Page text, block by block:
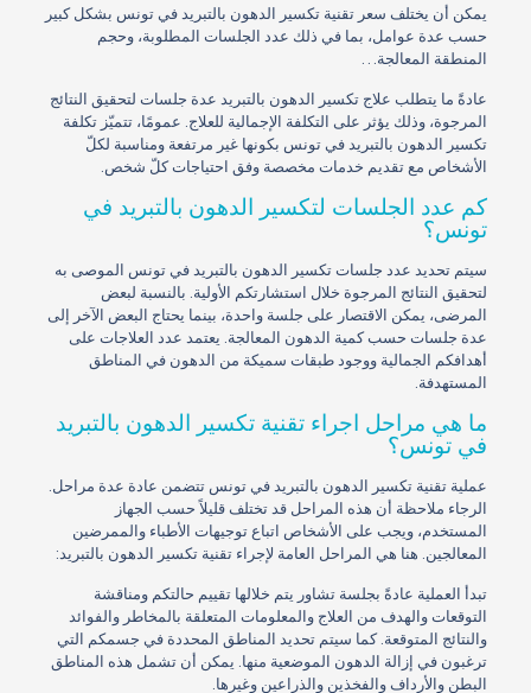
يمكن أن يختلف سعر تقنية تكسير الدهون بالتبريد في تونس بشكل كبير
حسب عدة عوامل، بما في ذلك عدد الجلسات المطلوبة، وحجم
المنطقة المعالجة…
عادةً ما يتطلب علاج تكسير الدهون بالتبريد عدة جلسات لتحقيق النتائج
المرجوة، وذلك يؤثر على التكلفة الإجمالية للعلاج. عمومًا، تتميّز تكلفة
تكسير الدهون بالتبريد في تونس بكونها غير مرتفعة ومناسبة لكلّ
الأشخاص مع تقديم خدمات مخصصة وفق احتياجات كلّ شخص.
كم عدد الجلسات لتكسير الدهون بالتبريد في
تونس؟
سيتم تحديد عدد جلسات تكسير الدهون بالتبريد في تونس الموصى به
لتحقيق النتائج المرجوة خلال استشارتكم الأولية. بالنسبة لبعض
المرضى، يمكن الاقتصار على جلسة واحدة، بينما يحتاج البعض الآخر إلى
عدة جلسات حسب كمية الدهون المعالجة. يعتمد عدد العلاجات على
أهدافكم الجمالية ووجود طبقات سميكة من الدهون في المناطق
المستهدفة.
ما هي مراحل اجراء تقنية تكسير الدهون بالتبريد
في تونس؟
عملية تقنية تكسير الدهون بالتبريد في تونس تتضمن عادة عدة مراحل.
الرجاء ملاحظة أن هذه المراحل قد تختلف قليلاً حسب الجهاز
المستخدم، ويجب على الأشخاص اتباع توجيهات الأطباء والممرضين
المعالجين. هنا هي المراحل العامة لإجراء تقنية تكسير الدهون بالتبريد:
تبدأ العملية عادةً بجلسة تشاور يتم خلالها تقييم حالتكم ومناقشة
التوقعات والهدف من العلاج والمعلومات المتعلقة بالمخاطر والفوائد
والنتائج المتوقعة. كما سيتم تحديد المناطق المحددة في جسمكم التي
ترغبون في إزالة الدهون الموضعية منها. يمكن أن تشمل هذه المناطق
البطن والأرداف والفخذين والذراعين وغيرها.